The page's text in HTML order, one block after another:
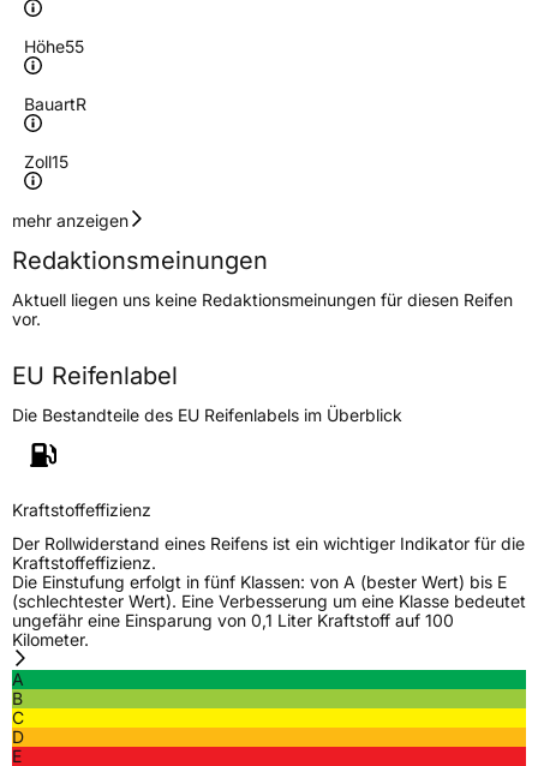
Höhe55
BauartR
Zoll15
Geschwindigkeitsindex
Höchstgeschwindigkeit
240 km/h
Lastindex89
Höchstlast580 kg
Gewicht (in kg)
8 kg
Generelle Merkmale
FahrzeugtypPKW
VerwendungGanzjahresreifen
ModellnameAll Season
FahrzeugartPKW & SUV
Weitere Eigenschaften
SchlauchtypTL
mehr anzeigen
Redaktionsmeinungen
Aktuell liegen uns keine Redaktionsmeinungen für diesen Reifen
vor.
EU Reifenlabel
Die Bestandteile des EU Reifenlabels im Überblick
Kraftstoffeffizienz
Der Rollwiderstand eines Reifens ist ein wichtiger Indikator für die
Kraftstoffeffizienz.
Die Einstufung erfolgt in fünf Klassen: von A (bester Wert) bis E
(schlechtester Wert). Eine Verbesserung um eine Klasse bedeutet
ungefähr eine Einsparung von 0,1 Liter Kraftstoff auf 100
Kilometer.
A
B
C
D
E